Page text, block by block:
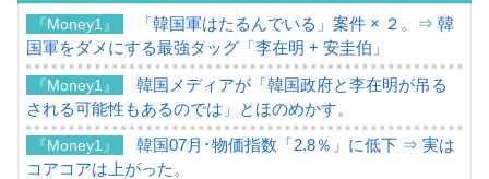
『Money1』
「韓国軍はたるんでいる」案件 × ２。⇒ 韓
国軍をダメにする最強タッグ「李在明 + 安圭伯」
『Money1』
韓国メディアが「韓国政府と李在明が吊る
される可能性もあるのでは」とほのめかす。
『Money1』
韓国07月･物価指数「2.8％」に低下 ⇒ 実は
コアコアは上がった。